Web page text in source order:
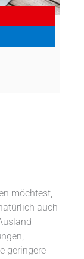
möchtest,
auch
geringere